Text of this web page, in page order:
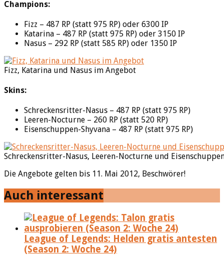
Champions:
Fizz – 487 RP (statt 975 RP) oder 6300 IP
Katarina – 487 RP (statt 975 RP) oder 3150 IP
Nasus – 292 RP (statt 585 RP) oder 1350 IP
Fizz, Katarina und Nasus im Angebot
Skins:
Schreckensritter-Nasus – 487 RP (statt 975 RP)
Leeren-Nocturne – 260 RP (statt 520 RP)
Eisenschuppen-Shyvana – 487 RP (statt 975 RP)
Schreckensritter-Nasus, Leeren-Nocturne und
Die Angebote gelten bis 11. Mai 2012, Beschwörer!
Auch interessant
League of Legends: Helden gratis antesten
(Season 2: Woche 24)